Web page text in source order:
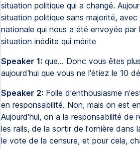
situation politique qui a changé.
situation politique sans majorité, avec
nationale qui nous a été envoyée par
situation inédite qui mérite
Speaker 1: que... Donc vous êtes
aujourd'hui que vous ne l'étiez le 10
Speaker 2: Folle d'enthousiasme
en responsabilité. Non, mais on est
Aujourd'hui, on a la responsabilité de
les rails, de la sortir de l'ornière dans
le vote de la censure, et pour cela,